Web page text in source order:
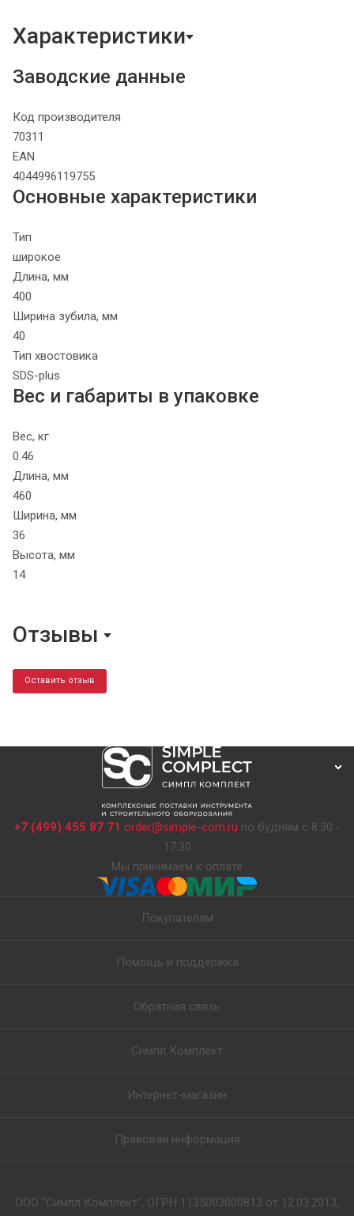
Характеристики
Заводские данные
Код производителя
70311
EAN
4044996119755
Основные характеристики
Тип
широкое
Длина, мм
400
Ширина зубила, мм
40
Тип хвостовика
SDS-plus
Вес и габариты в упаковке
Вес, кг
0.46
Длина, мм
460
Ширина, мм
36
Высота, мм
14
Отзывы
Оставить отзыв
+7 (499) 455 87 71 order@simple-com.ru по будням с 8:30 -
17:30
Мы принимаем к оплате
Покупателям
Помощь и поддержка
Обратная связь
Симпл Комплект
Интернет-магазин
Правовая информация
ООО "Симпл Комплект", ОГРН 1135003000813 от 12.03.2013,